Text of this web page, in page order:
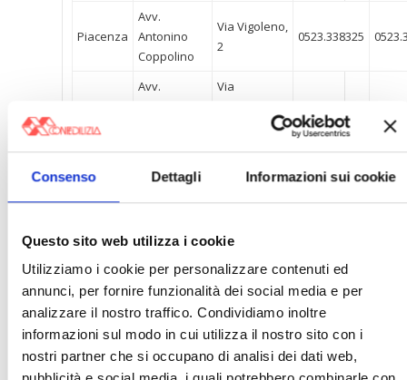
Consenso Dettagli Informazioni sui cookie
Questo sito web utilizza i cookie
Utilizziamo i cookie per personalizzare contenuti ed
annunci, per fornire funzionalità dei social media e per
analizzare il nostro traffico. Condividiamo inoltre
informazioni sul modo in cui utilizza il nostro sito con i
nostri partner che si occupano di analisi dei dati web,
Piacenza
Avv.
Antonino
Coppolino
Via Vigoleno,
2
0523.338325
Avv.
Via
0523.338154
Piacenza
Dott.
Maurizio
Tempio, 27
0523.327273
Piacenza
Avv. Giorgio
Sopramuro,
29
Piacenza
Avv. Flavio
Via
Confalonieri,
3
0523.331435
Avv. Ascanio
Via Vigoleno,